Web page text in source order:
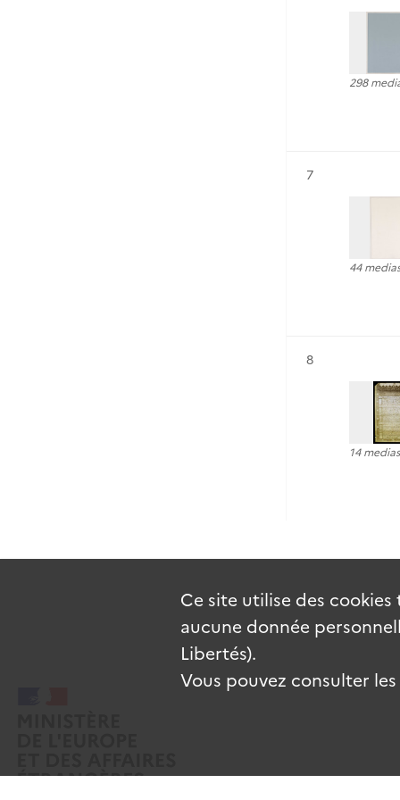
298
Résultat n°
7
44 medias
Résultat n°
8
14 medias
Ce site utilise des cookies
aucune donnée
Libertés).
Vous pouvez consulter